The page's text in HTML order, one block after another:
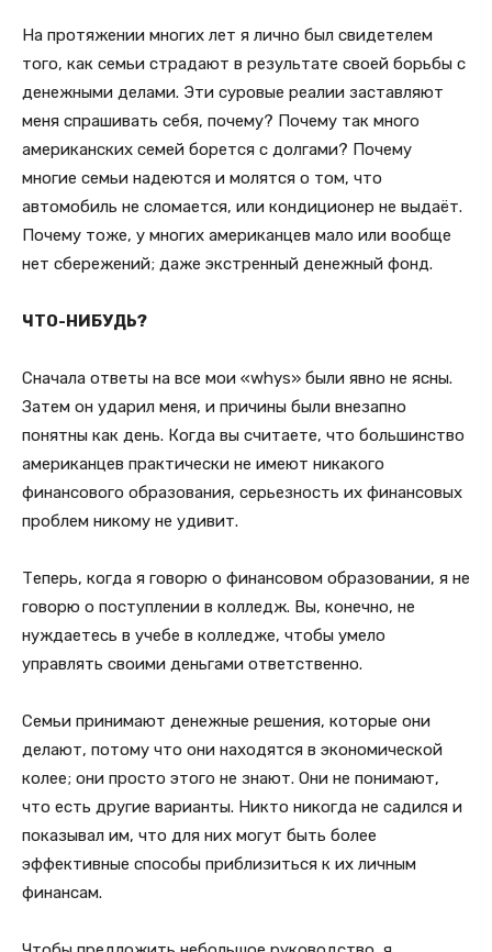
На протяжении многих лет я лично был свидетелем
того, как семьи страдают в результате своей борьбы с
денежными делами. Эти суровые реалии заставляют
меня спрашивать себя, почему? Почему так много
американских семей борется с долгами? Почему
многие семьи надеются и молятся о том, что
автомобиль не сломается, или кондиционер не выдаёт.
Почему тоже, у многих американцев мало или вообще
нет сбережений; даже экстренный денежный фонд.
ЧТО-НИБУДЬ?
Сначала ответы на все мои «whys» были явно не ясны.
Затем он ударил меня, и причины были внезапно
понятны как день. Когда вы считаете, что большинство
американцев практически не имеют никакого
финансового образования, серьезность их финансовых
проблем никому не удивит.
Теперь, когда я говорю о финансовом образовании, я не
говорю о поступлении в колледж. Вы, конечно, не
нуждаетесь в учебе в колледже, чтобы умело
управлять своими деньгами ответственно.
Семьи принимают денежные решения, которые они
делают, потому что они находятся в экономической
колее; они просто этого не знают. Они не понимают,
что есть другие варианты. Никто никогда не садился и
показывал им, что для них могут быть более
эффективные способы приблизиться к их личным
финансам.